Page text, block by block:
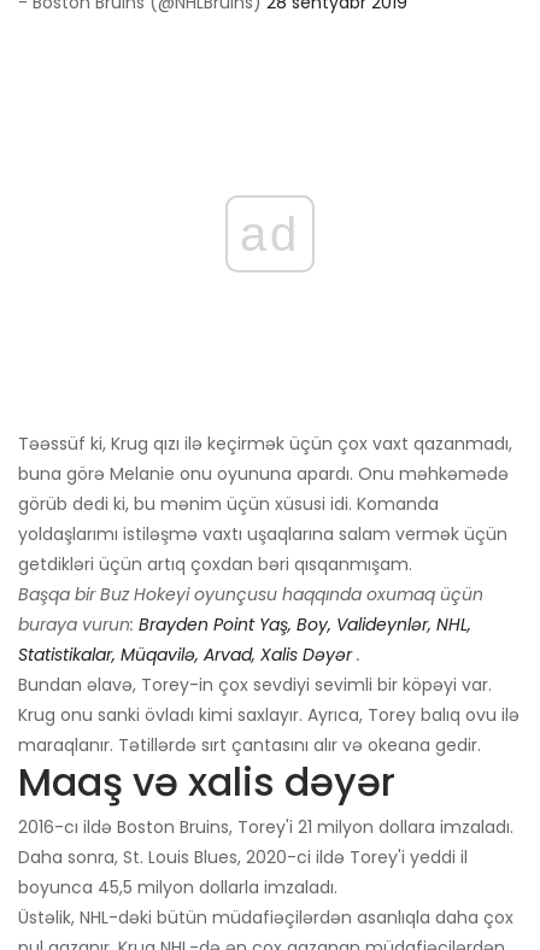
ad
Təəssüf ki, Krug qızı ilə keçirmək üçün çox vaxt qazanmadı,
buna görə Melanie onu oyununa apardı. Onu məhkəmədə
görüb dedi ki, bu mənim üçün xüsusi idi. Komanda
yoldaşlarımı istiləşmə vaxtı uşaqlarına salam vermək üçün
getdikləri üçün artıq çoxdan bəri qısqanmışam.
Başqa bir Buz Hokeyi oyunçusu haqqında oxumaq üçün
buraya vurun: Brayden Point Yaş, Boy, Valideynlər, NHL,
Statistikalar, Müqavilə, Arvad, Xalis Dəyər.
Bundan əlavə, Torey-in çox sevdiyi sevimli bir köpəyi var.
Krug onu sanki övladı kimi saxlayır. Ayrıca, Torey balıq ovu ilə
maraqlanır. Tətillərdə sırt çantasını alır və okeana gedir.
Maaş və xalis dəyər
2016-cı ildə Boston Bruins, Torey'i 21 milyon dollara imzaladı.
Daha sonra, St. Louis Blues, 2020-ci ildə Torey'i yeddi il
boyunca 45,5 milyon dollarla imzaladı.
Üstəlik, NHL-dəki bütün müdafiəçilərdən asanlıqla daha çox